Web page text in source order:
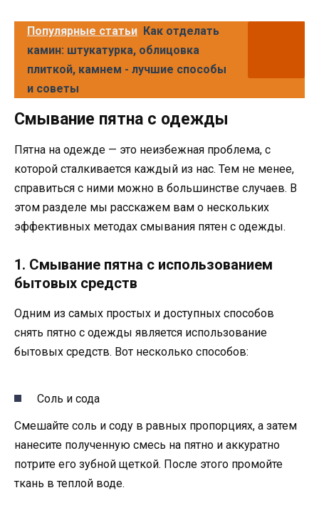
Популярные статьи Как отделать
камин: штукатурка, облицовка
плиткой, камнем - лучшие способы
и советы
Смывание пятна с одежды
Пятна на одежде — это неизбежная проблема, с
которой сталкивается каждый из нас. Тем не менее,
справиться с ними можно в большинстве случаев. В
этом разделе мы расскажем вам о нескольких
эффективных методах смывания пятен с одежды.
1. Смывание пятна с использованием
бытовых средств
Одним из самых простых и доступных способов
снять пятно с одежды является использование
бытовых средств. Вот несколько способов:
Соль и сода
Смешайте соль и соду в равных пропорциях, а затем
нанесите полученную смесь на пятно и аккуратно
потрите его зубной щеткой. После этого промойте
ткань в теплой воде.